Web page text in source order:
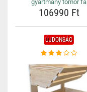
gyártmány tömör fa
106990 Ft
ÚJDONSÁG